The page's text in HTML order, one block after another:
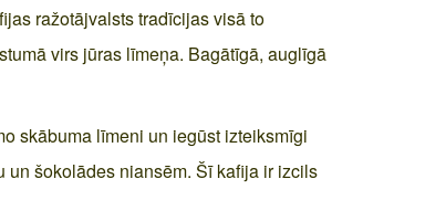
ražotājvalsts tradīcijas visā to
virs jūras līmeņa. Bagātīgā, auglīgā
skābuma līmeni un iegūst izteiksmīgi
un šokolādes niansēm. Šī kafija ir izcils